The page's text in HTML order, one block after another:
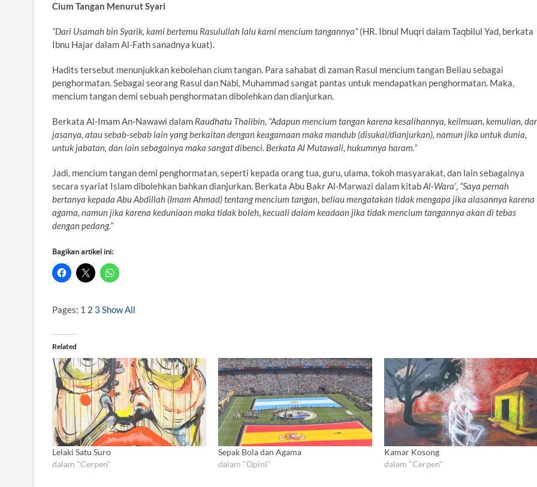
Cium Tangan Menurut Syari
“Dari Usamah bin Syarik, kami bertemu Rasulullah lalu kami mencium tangannya”(HR. Ibnul Muqri dalam Taqbilul Yad, berkata
Ibnu Hajar dalam Al-Fath sanadnya kuat).
Hadits tersebut menunjukkan kebolehan cium tangan. Para sahabat di zaman Rasul mencium tangan Beliau sebagai
penghormatan. Sebagai seorang Rasul dan Nabi, Muhammad sangat pantas untuk mendapatkan penghormatan. Maka,
mencium tangan demi sebuah penghormatan dibolehkan dan dianjurkan.
Berkata Al-Imam An-Nawawi dalam Raudhatu Thalibin, “Adapun mencium tangan karena kesalihannya, keilmuan, kemulian,
jasanya, atau sebab-sebab lain yang berkaitan dengan keagamaan maka mandub (disukai/dianjurkan), namun jika untuk dunia,
untuk jabatan, dan lain sebagainya maka sangat dibenci. Berkata Al Mutawali, hukumnya haram.”
Jadi, mencium tangan demi penghormatan, seperti kepada orang tua, guru, ulama, tokoh masyarakat, dan lain sebagainya
secara syariat Islam dibolehkan bahkan dianjurkan. Berkata Abu Bakr Al-Marwazi dalam kitabAl-Wara’, “Saya pernah
bertanya kepada Abu Abdillah (Imam Ahmad) tentang mencium tangan, beliau mengatakan tidak mengapa jika alasannya karena
agama, namun jika karena keduniaan maka tidak boleh, kecuali dalam keadaan jika tidak mencium tangannya akan di tebas
dengan pedang.”
Bagikan artikel ini:
Pages: 1 2 3 Show All
Related
Lelaki Satu Suro
dalam "Cerpen"
Sepak Bola dan Agama
dalam "Opini"
Kamar Kosong
dalam "Cerpen"